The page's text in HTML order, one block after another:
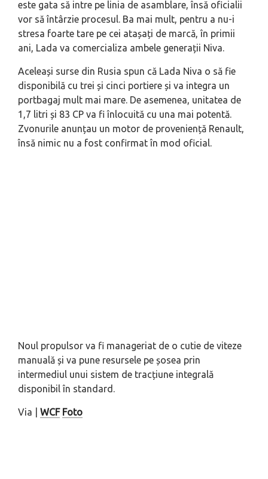
este gata să intre pe linia de asamblare, însă oficialii
vor să întârzie procesul. Ba mai mult, pentru a nu-i
stresa foarte tare pe cei atașați de marcă, în primii
ani, Lada va comercializa ambele generații Niva.
Aceleași surse din Rusia spun că Lada Niva o să fie
disponibilă cu trei și cinci portiere și va integra un
portbagaj mult mai mare. De asemenea, unitatea de
1,7 litri și 83 CP va fi înlocuită cu una mai potentă.
Zvonurile anunțau un motor de proveniență Renault,
însă nimic nu a fost confirmat în mod oficial.
Noul propulsor va fi manageriat de o cutie de viteze
manuală și va pune resursele pe șosea prin
intermediul unui sistem de tracțiune integrală
disponibil în standard.
Via | WCF Foto